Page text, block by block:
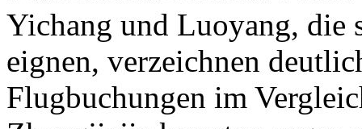
Yichang und Luoyang, die
eignen, verzeichnen
Flugbuchungen im